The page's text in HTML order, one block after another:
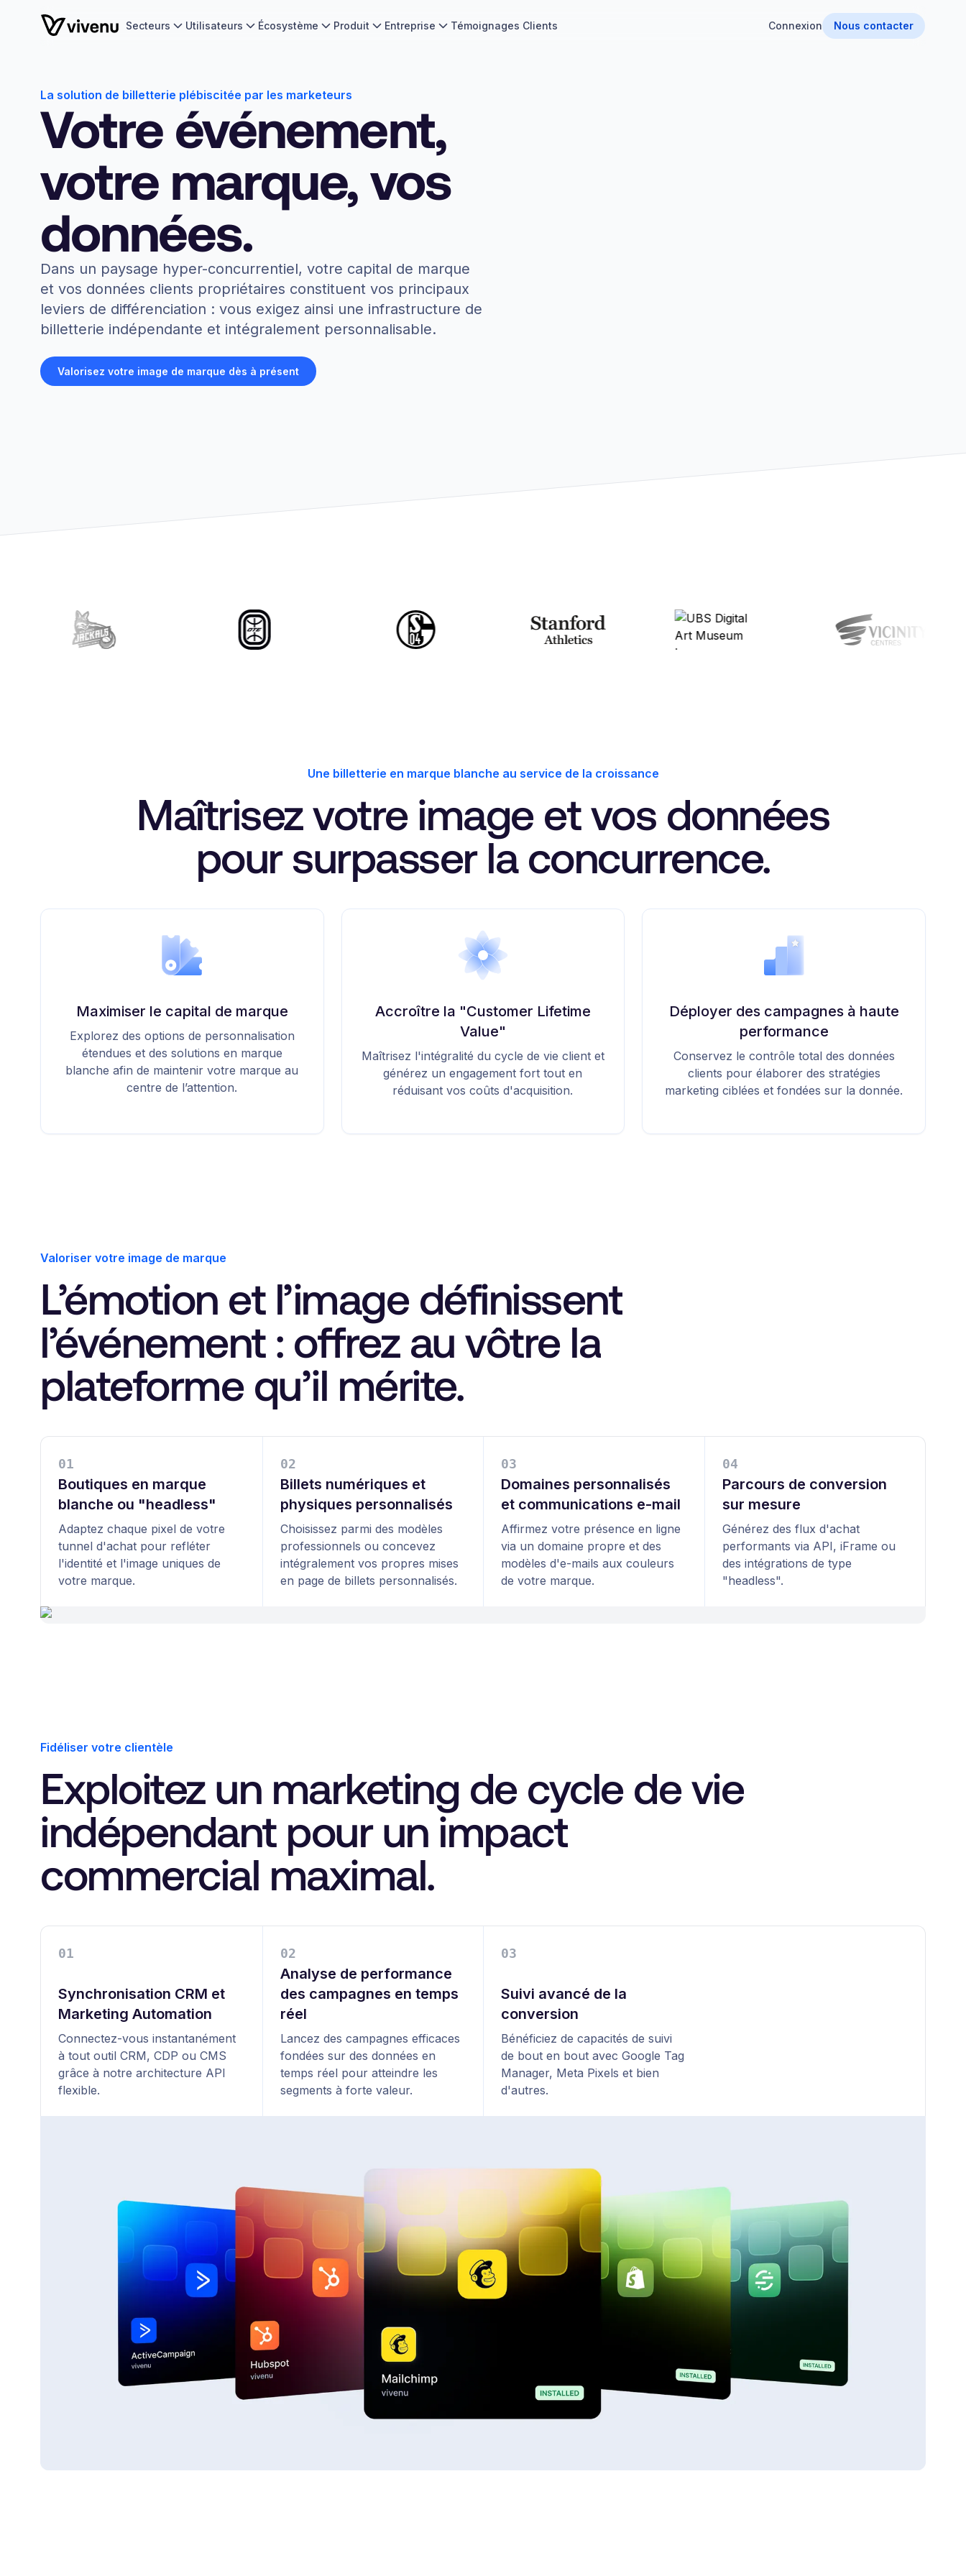
Secteurs Utilisateurs Écosystème Produit Entreprise Témoignages Clients Connexion Nous contacter
La solution de billetterie plébiscitée par les marketeurs
Votre événement,
votre marque, vos
données.
Dans un paysage hyper-concurrentiel, votre capital de marque
et vos données clients propriétaires constituent vos principaux
leviers de différenciation : vous exigez ainsi une infrastructure de
billetterie indépendante et intégralement personnalisable.
Valorisez votre image de marque dès à présent
Une billetterie en marque blanche au service de la croissance
Maîtrisez votre image et vos données
pour surpasser la concurrence.
Maximiser le capital de marque
Explorez des options de personnalisation
étendues et des solutions en marque
blanche afin de maintenir votre marque au
centre de l’attention.
Accroître la "Customer Lifetime
Value"
Maîtrisez l'intégralité du cycle de vie client et
générez un engagement fort tout en
réduisant vos coûts d'acquisition.
Déployer des campagnes à haute
performance
Conservez le contrôle total des données
clients pour élaborer des stratégies
marketing ciblées et fondées sur la donnée.
Valoriser votre image de marque
L’émotion et l’image définissent
l’événement : offrez au vôtre la
plateforme qu’il mérite.
01
Boutiques en marque
blanche ou "headless"
Adaptez chaque pixel de votre
tunnel d'achat pour refléter
l'identité et l'image uniques de
votre marque.
02
Billets numériques et
physiques personnalisés
Choisissez parmi des modèles
professionnels ou concevez
intégralement vos propres mises
en page de billets personnalisés.
03
Domaines personnalisés
et communications e-mail
Affirmez votre présence en ligne
via un domaine propre et des
modèles d'e-mails aux couleurs
de votre marque.
04
Parcours de conversion
sur mesure
Générez des flux d'achat
performants via API, iFrame ou
des intégrations de type
"headless".
Fidéliser votre clientèle
Exploitez un marketing de cycle de vie
indépendant pour un impact
commercial maximal.
01
Synchronisation CRM et
Marketing Automation
Connectez-vous instantanément
à tout outil CRM, CDP ou CMS
grâce à notre architecture API
flexible.
02
Analyse de performance
des campagnes en temps
réel
Lancez des campagnes efficaces
fondées sur des données en
temps réel pour atteindre les
segments à forte valeur.
03
Suivi avancé de la
conversion
Bénéficiez de capacités de suivi
de bout en bout avec Google Tag
Manager, Meta Pixels et bien
d'autres.